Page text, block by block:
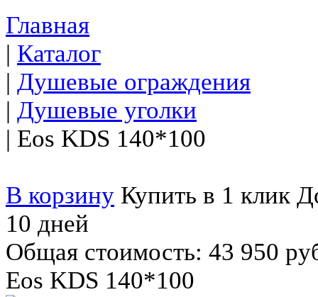
Главная
| Каталог
| Душевые ограждения
| Душевые уголки
| Eos KDS 140*100
В корзину Купить в 1 клик
10 дней
Общая стоимость: 43 950
Eos KDS 140*100